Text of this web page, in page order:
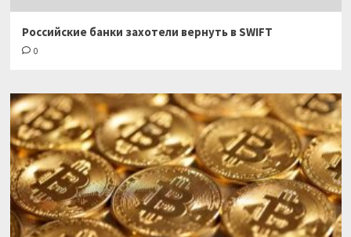
Российские банки захотели вернуть в SWIFT
0